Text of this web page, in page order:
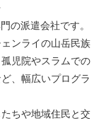
の派遣会社です。
ンライの山岳民族
児院やスラムでの
、幅広いプログラ
ちや地域住民と交